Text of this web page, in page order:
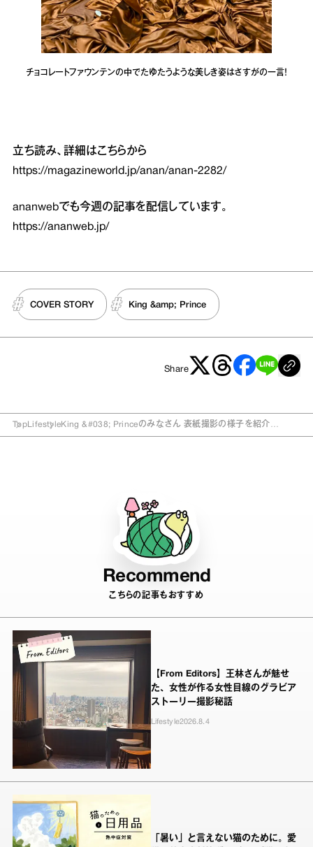
チョコレートファウンテンの中でたゆたうような美しき姿はさすがの一言！
立ち読み、詳細はこちらから
https://magazineworld.jp/anan/anan-2282/
ananwebでも今週の記事を配信しています。
https://ananweb.jp/
COVER STORY King &amp; Prince
Share
Top LifestyleKing &#038; Princeのみなさん 表紙撮影の様子を紹介
Recommend
こちらの記事もおすすめ
【From Editors】王林さんが魅せ
た、女性が作る女性目線のグラビア
ストーリー撮影秘話
Lifestyle2026.8.4
「暑い」と言えない猫のために。愛